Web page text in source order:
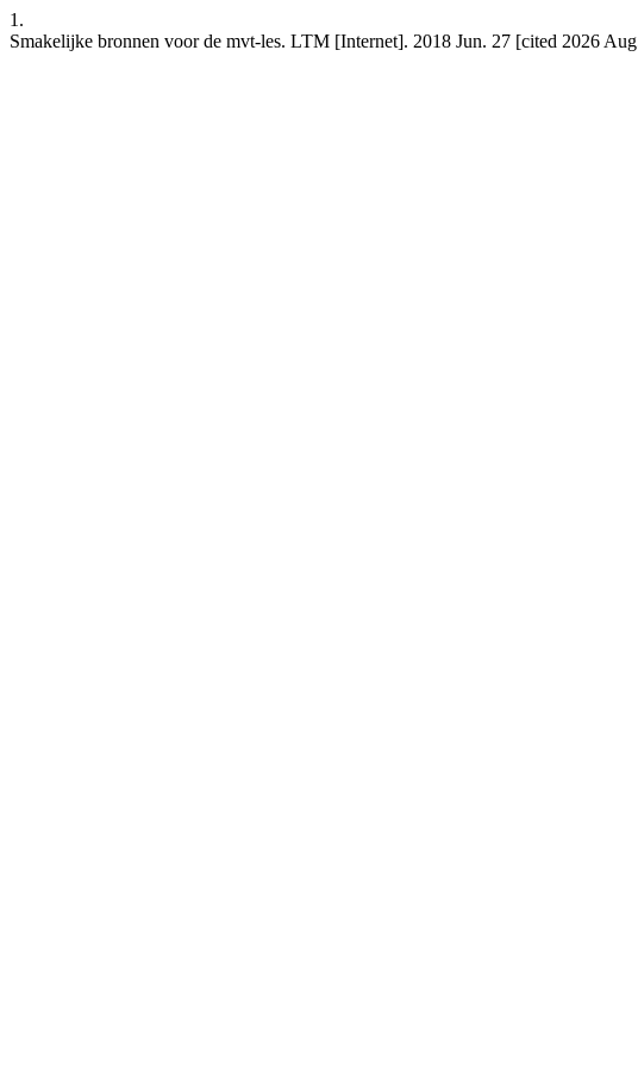
1.
Smakelijke bronnen voor de mvt-les. LTM [Internet]. 2018 Jun. 27 [cited 2026